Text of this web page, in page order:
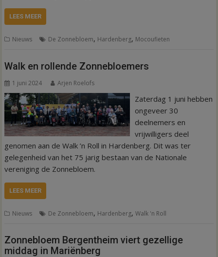
LEES MEER
Nieuws De Zonnebloem, Hardenberg, Mocoufieten
Walk en rollende Zonnebloemers
1 juni 2024 Arjen Roelofs
Zaterdag 1 juni hebben
ongeveer 30
deelnemers en
vrijwilligers deel
genomen aan de Walk ’n Roll in Hardenberg. Dit was ter
gelegenheid van het 75 jarig bestaan van de Nationale
vereniging de Zonnebloem.
LEES MEER
Nieuws De Zonnebloem, Hardenberg,Walk 'n Roll
Zonnebloem Bergentheim viert gezellige
middag in Mariënberg